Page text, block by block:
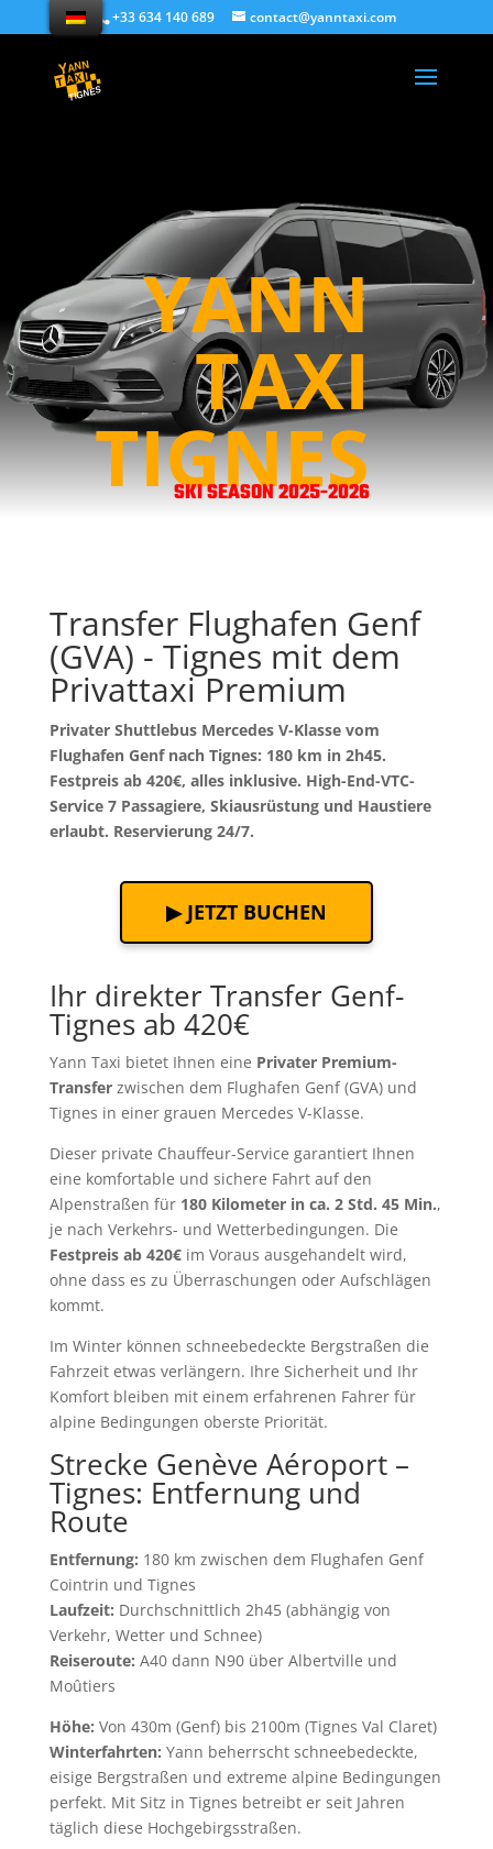
+33 634 140 689 contact@yanntaxi.com
YANN
TAXI
TIGNES
SKI SEASON 2025-2026
Transfer Flughafen Genf
(GVA) - Tignes mit dem
Privattaxi Premium
Privater Shuttlebus Mercedes V-Klasse vom
Flughafen Genf nach Tignes: 180 km in 2h45.
Festpreis ab 420€, alles inklusive. High-End-VTC-
Service 7 Passagiere, Skiausrüstung und Haustiere
erlaubt. Reservierung 24/7.
▶ JETZT BUCHEN
Ihr direkter Transfer Genf-
Tignes ab 420€
Yann Taxi bietet Ihnen eine Privater Premium-
Transferzwischen dem Flughafen Genf (GVA) und
Tignes in einer grauen Mercedes V-Klasse.
Dieser private Chauffeur-Service garantiert Ihnen
eine komfortable und sichere Fahrt auf den
Alpenstraßen für 180 Kilometer in ca. 2 Std. 45 Min.,
je nach Verkehrs- und Wetterbedingungen. Die
Festpreis ab 420€im Voraus ausgehandelt wird,
ohne dass es zu Überraschungen oder Aufschlägen
kommt.
Im Winter können schneebedeckte Bergstraßen die
Fahrzeit etwas verlängern. Ihre Sicherheit und Ihr
Komfort bleiben mit einem erfahrenen Fahrer für
alpine Bedingungen oberste Priorität.
Strecke Genève Aéroport –
Tignes: Entfernung und
Route
Entfernung: 180 km zwischen dem Flughafen Genf
Cointrin und Tignes
Laufzeit: Durchschnittlich 2h45 (abhängig von
Verkehr, Wetter und Schnee)
Reiseroute: A40 dann N90 über Albertville und
Moûtiers
Höhe: Von 430m (Genf) bis 2100m (Tignes Val Claret)
Winterfahrten: Yann beherrscht schneebedeckte,
eisige Bergstraßen und extreme alpine Bedingungen
perfekt. Mit Sitz in Tignes betreibt er seit Jahren
täglich diese Hochgebirgsstraßen.